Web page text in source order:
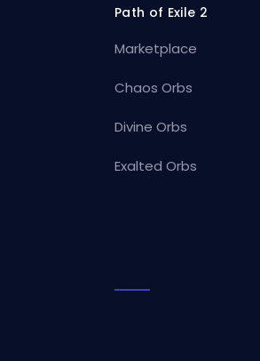
Path of Exile 2
Marketplace
Chaos Orbs
Divine Orbs
Exalted Orbs